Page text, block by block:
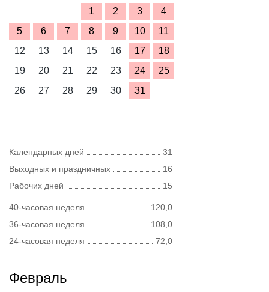
1
2 3
4
5
6 7 8 9 10
11
12
13 14 15 16 17
18
19
20 21 22 23 24
25
26
27 28 29 30 31
Календарных дней
31
Выходных и праздничных
16
Рабочих дней
15
40-часовая неделя
120,0
36-часовая неделя
108,0
24-часовая неделя
72,0
Февраль